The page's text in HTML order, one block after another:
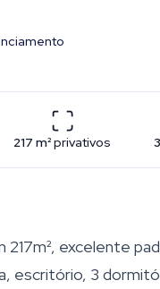
217 m²privativos
excelente
escritório, 3